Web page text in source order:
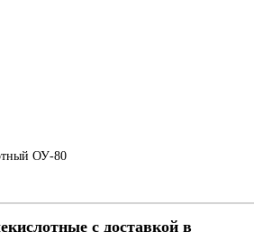
ОУ-80
с доставкой в